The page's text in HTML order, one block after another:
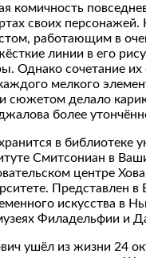
комичность
своих
работающим в
линии в его
Однако сочетание их
мелкого
сюжетом делало
более
в библиотеке
Смитсониан в
центре
Представлен в
искусства в
Филадельфии и
ушёл из жизни 24